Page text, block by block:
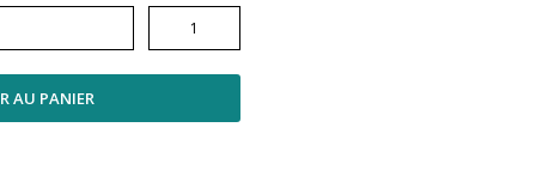
AU PANIER